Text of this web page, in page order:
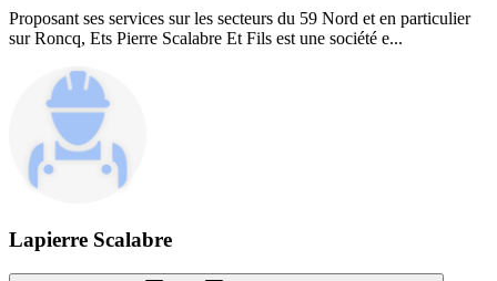
Proposant ses services sur les secteurs du 59 Nord et en particulier
sur Roncq, Ets Pierre Scalabre Et Fils est une société e...
Lapierre Scalabre